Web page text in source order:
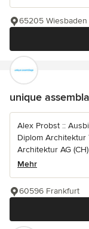
65205 Wiesbaden
unique
Alex Probst ::
Diplom Architektur
Architektur AG (CH)
Mehr
60596 Frankfurt